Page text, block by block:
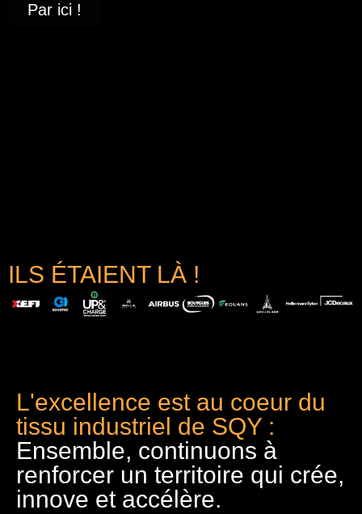
Par ici !
ILS ÉTAIENT LÀ !
L'excellence est au coeur du
tissu industriel de SQY :
Ensemble, continuons à
renforcer un territoire qui crée,
innove et accélère.